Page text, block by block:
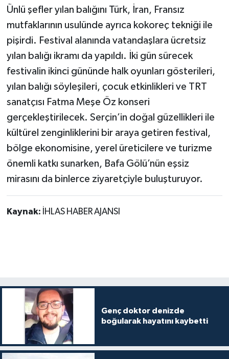
Ünlü şefler yılan balığını Türk, İran, Fransız
mutfaklarının usulünde ayrıca kokoreç tekniği ile
pişirdi. Festival alanında vatandaşlara ücretsiz
yılan balığı ikramı da yapıldı. İki gün sürecek
festivalin ikinci gününde halk oyunları gösterileri,
yılan balığı söyleşileri, çocuk etkinlikleri ve TRT
sanatçısı Fatma Meşe Öz konseri
gerçekleştirilecek. Serçin’in doğal güzellikleri ile
kültürel zenginliklerini bir araya getiren festival,
bölge ekonomisine, yerel üreticilere ve turizme
önemli katkı sunarken, Bafa Gölü’nün eşsiz
mirasını da binlerce ziyaretçiyle buluşturuyor.
Kaynak: İHLAS HABER AJANSI
Genç doktor denizde
boğularak hayatını kaybetti